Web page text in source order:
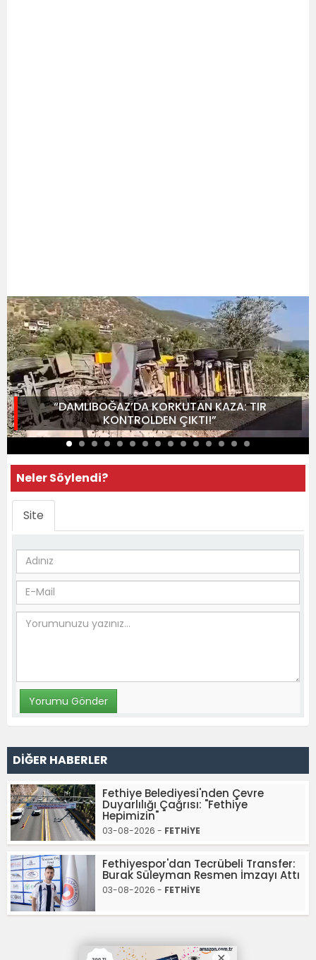
“DAMLIBOĞAZ’DA KORKUTAN KAZA: TIR
KONTROLDEN ÇIKTI!”
Neler Söylendi?
Site
DİĞER HABERLER
Fethiye Belediyesi'nden Çevre
Duyarlılığı Çağrısı: "Fethiye
Hepimizin"
03-08-2026 - FETHİYE
Fethiyespor'dan Tecrübeli Transfer:
Burak Süleyman Resmen İmzayı Attı
03-08-2026 - FETHİYE